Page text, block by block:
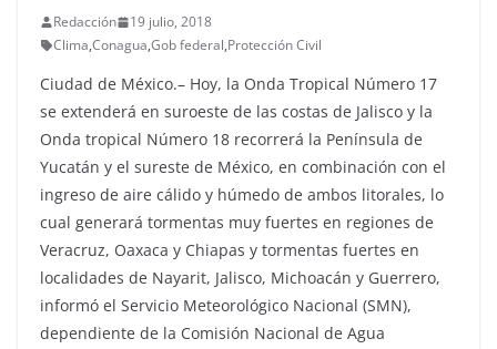
Redacción
19 julio, 2018
Clima,Conagua,Gob federal,Protección Civil
Ciudad de México.– Hoy, la Onda Tropical Número 17
se extenderá en suroeste de las costas de Jalisco y la
Onda tropical Número 18 recorrerá la Península de
Yucatán y el sureste de México, en combinación con el
ingreso de aire cálido y húmedo de ambos litorales, lo
cual generará tormentas muy fuertes en regiones de
Veracruz, Oaxaca y Chiapas y tormentas fuertes en
localidades de Nayarit, Jalisco, Michoacán y Guerrero,
informó el Servicio Meteorológico Nacional (SMN),
dependiente de la Comisión Nacional de Agua